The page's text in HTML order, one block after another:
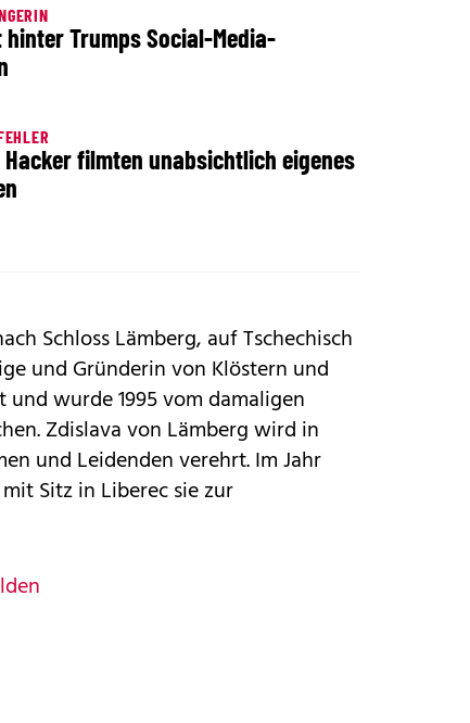
Trumps Social-Media-
Hacker filmten unabsichtlich eigenes
Schloss Lämberg, auf Tschechisch
und Gründerin von Klöstern und
und wurde 1995 vom damaligen
Zdislava von Lämberg wird in
und Leidenden verehrt. Im Jahr
Sitz in Liberec sie zur